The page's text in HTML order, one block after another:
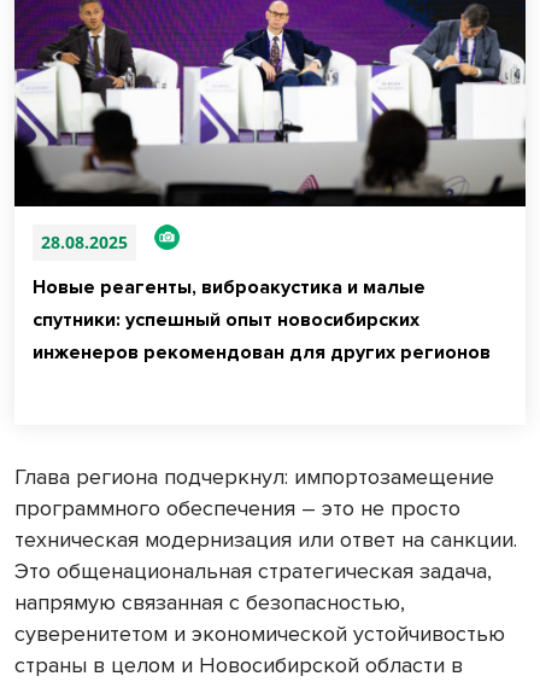
28.08.2025
Новые реагенты, виброакустика и малые
спутники: успешный опыт новосибирских
инженеров рекомендован для других регионов
Глава региона подчеркнул: импортозамещение
программного обеспечения – это не просто
техническая модернизация или ответ на санкции.
Это общенациональная стратегическая задача,
напрямую связанная с безопасностью,
суверенитетом и экономической устойчивостью
страны в целом и Новосибирской области в